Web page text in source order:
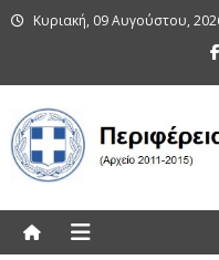
Skip Κυριακή, 09 Αυγούστου,